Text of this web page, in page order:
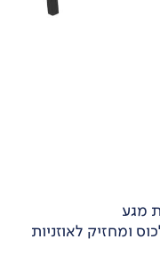
ומחזיק לאוזניות